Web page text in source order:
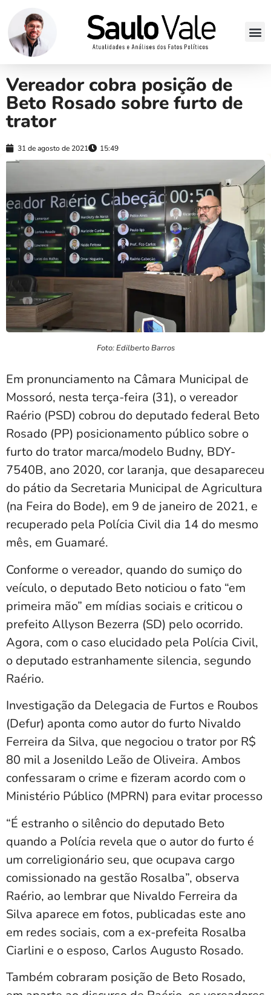
Vereador cobra posição de
Beto Rosado sobre furto de
trator
31 de agosto de 2021 15:49
Foto: Edilberto Barros
Em pronunciamento na Câmara Municipal de
Mossoró, nesta terça-feira (31), o vereador
Raério (PSD) cobrou do deputado federal Beto
Rosado (PP) posicionamento público sobre o
furto do trator marca/modelo Budny, BDY-
7540B, ano 2020, cor laranja, que desapareceu
do pátio da Secretaria Municipal de Agricultura
(na Feira do Bode), em 9 de janeiro de 2021, e
recuperado pela Polícia Civil dia 14 do mesmo
mês, em Guamaré.
Conforme o vereador, quando do sumiço do
veículo, o deputado Beto noticiou o fato “em
primeira mão” em mídias sociais e criticou o
prefeito Allyson Bezerra (SD) pelo ocorrido.
Agora, com o caso elucidado pela Polícia Civil,
o deputado estranhamente silencia, segundo
Raério.
Investigação da Delegacia de Furtos e Roubos
(Defur) aponta como autor do furto Nivaldo
Ferreira da Silva, que negociou o trator por R$
80 mil a Josenildo Leão de Oliveira. Ambos
confessaram o crime e fizeram acordo com o
Ministério Público (MPRN) para evitar processo
“É estranho o silêncio do deputado Beto
quando a Polícia revela que o autor do furto é
um correligionário seu, que ocupava cargo
comissionado na gestão Rosalba”, observa
Raério, ao lembrar que Nivaldo Ferreira da
Silva aparece em fotos, publicadas este ano
em redes sociais, com a ex-prefeita Rosalba
Ciarlini e o esposo, Carlos Augusto Rosado.
Também cobraram posição de Beto Rosado,